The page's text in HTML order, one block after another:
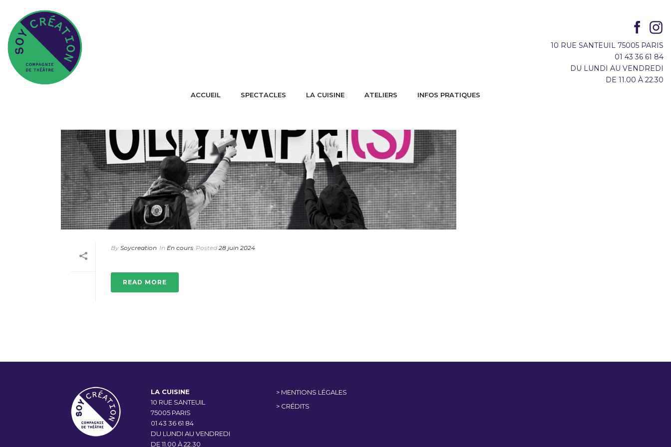
10 RUE SANTEUIL 75005 PARIS
01 43 36 61 84
DU LUNDI AU VENDREDI
DE 11.00 À 22.30
ACCUEIL SPECTACLES LA CUISINE ATELIERS INFOS PRATIQUES
By Soycreation In En cours Posted 28 juin 2024
READ MORE
LA CUISINE
10 RUE SANTEUIL
75005 PARIS
01 43 36 61 84
DU LUNDI AU VENDREDI
DE 11.00 À 22.30
> MENTIONS LÉGALES
> CRÉDITS